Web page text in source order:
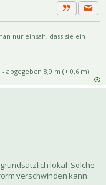
Zitat
nur einsah, dass sie ein
abgegeben 8,9 m (+ 0,6 m)
lokal. Solche
verschwinden kann